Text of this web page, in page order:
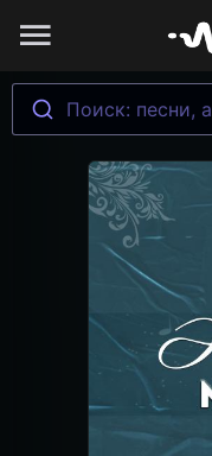
Поиск: песни,